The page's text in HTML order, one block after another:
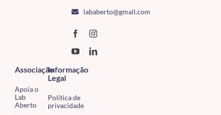
lababerto@gmail.com
Associação
Apoia o
Lab
Aberto
Informação
Legal
Política de
privacidade